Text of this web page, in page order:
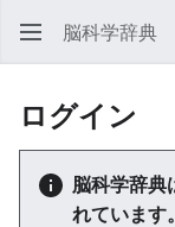
脳科学辞典
ログイン
脳科学辞典
れています。